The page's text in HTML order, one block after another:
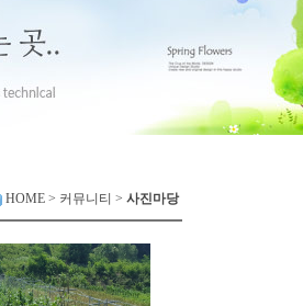
HOME > 커뮤니티 > 사진마당